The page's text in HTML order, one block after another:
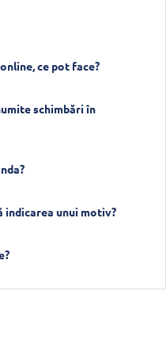
ce pot face?
schimbări în
unui motiv?